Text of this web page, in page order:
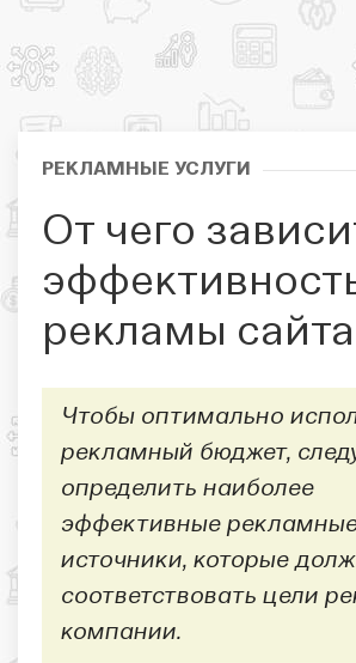
РЕКЛАМНЫЕ УСЛУГИ
От чего
рекламы сайта
Чтобы оптимально
рекламный бюджет,
определить наиболее
эффективные рекламные
источники, которые
соответствовать цели
компании.